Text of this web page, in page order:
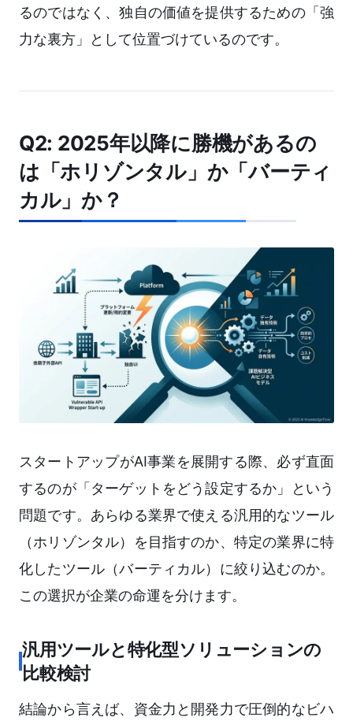
るのではなく、独自の価値を提供するための「強
力な裏方」として位置づけているのです。
Q2: 2025年以降に勝機があるの
は「ホリゾンタル」か「バーティ
カル」か？
スタートアップがAI事業を展開する際、必ず直面
するのが「ターゲットをどう設定するか」という
問題です。あらゆる業界で使える汎用的なツール
（ホリゾンタル）を目指すのか、特定の業界に特
化したツール（バーティカル）に絞り込むのか。
この選択が企業の命運を分けます。
汎用ツールと特化型ソリューションの
比較検討
結論から言えば、資金力と開発力で圧倒的なビハ